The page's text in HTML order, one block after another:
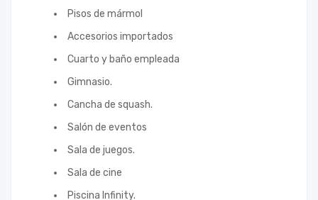
Pisos de mármol
Accesorios importados
Cuarto y baño empleada
Gimnasio.
Cancha de squash.
Salón de eventos
Sala de juegos.
Sala de cine
Piscina Infinity.